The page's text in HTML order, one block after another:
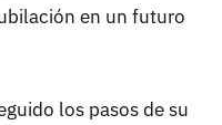
en un futuro
los pasos de su